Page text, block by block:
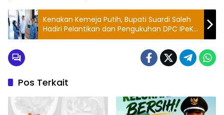
Kenakan Kemeja Putih, Bupati Suardi Saleh
Hadiri Pelantikan dan Pengukuhan DPC IPeKB
Barru
Pos Terkait